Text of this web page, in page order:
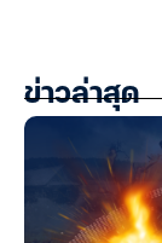
ข่าวล่าสุด